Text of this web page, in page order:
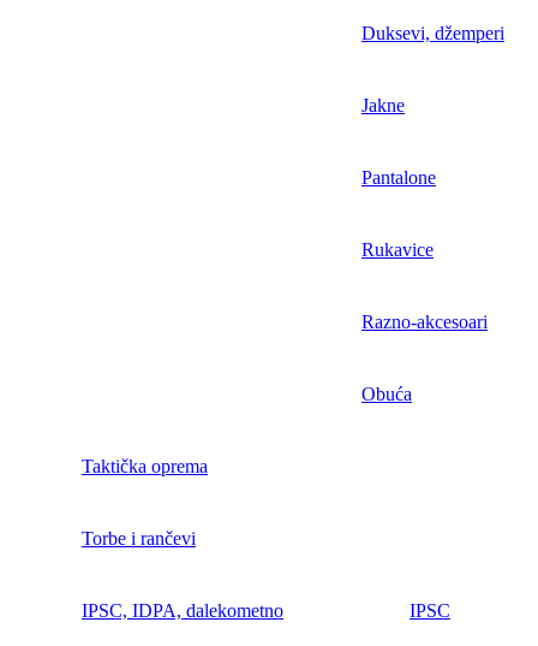
Duksevi, džemperi
Jakne
Pantalone
Rukavice
Razno-akcesoari
Obuća
Taktička oprema
Torbe i rančevi
IPSC, IDPA, dalekometno IPSC